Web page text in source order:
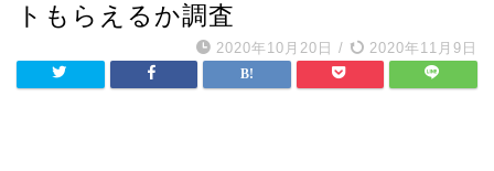
トもらえるか調査
2020年10月20日 / 2020年11月9日